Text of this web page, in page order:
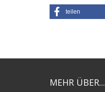
teilen
MEHR ÜBER...